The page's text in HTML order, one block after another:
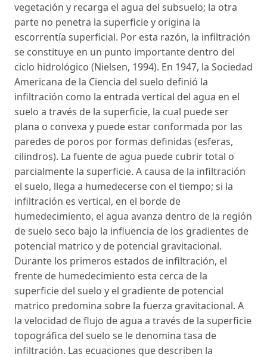
vegetación y recarga el agua del subsuelo; la otra
parte no penetra la superficie y origina la
escorrentía superficial. Por esta razón, la infiltración
se constituye en un punto importante dentro del
ciclo hidrológico (Nielsen, 1994). En 1947, la Sociedad
Americana de la Ciencia del suelo definió la
infiltración como la entrada vertical del agua en el
suelo a través de la superficie, la cual puede ser
plana o convexa y puede estar conformada por las
paredes de poros por formas definidas (esferas,
cilindros). La fuente de agua puede cubrir total o
parcialmente la superficie. A causa de la infiltración
el suelo, llega a humedecerse con el tiempo; si la
infiltración es vertical, en el borde de
humedecimiento, el agua avanza dentro de la región
de suelo seco bajo la influencia de los gradientes de
potencial matrico y de potencial gravitacional.
Durante los primeros estados de infiltración, el
frente de humedecimiento esta cerca de la
superficie del suelo y el gradiente de potencial
matrico predomina sobre la fuerza gravitacional. A
la velocidad de flujo de agua a través de la superficie
topográfica del suelo se le denomina tasa de
infiltración. Las ecuaciones que describen la